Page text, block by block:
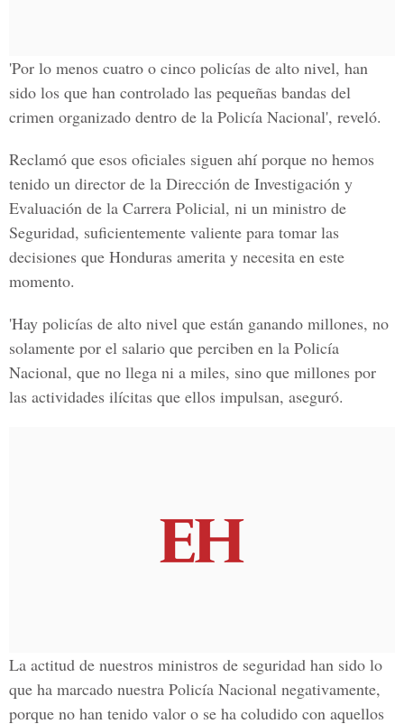
'Por lo menos cuatro o cinco policías de alto nivel, han
sido los que han controlado las pequeñas bandas del
crimen organizado dentro de la Policía Nacional', reveló.
Reclamó que esos oficiales siguen ahí porque no hemos
tenido un director de la Dirección de Investigación y
Evaluación de la Carrera Policial, ni un ministro de
Seguridad, suficientemente valiente para tomar las
decisiones que Honduras amerita y necesita en este
momento.
'Hay policías de alto nivel que están ganando millones, no
solamente por el salario que perciben en la Policía
Nacional, que no llega ni a miles, sino que millones por
las actividades ilícitas que ellos impulsan, aseguró.
La actitud de nuestros ministros de seguridad han sido lo
que ha marcado nuestra Policía Nacional negativamente,
porque no han tenido valor o se ha coludido con aquellos